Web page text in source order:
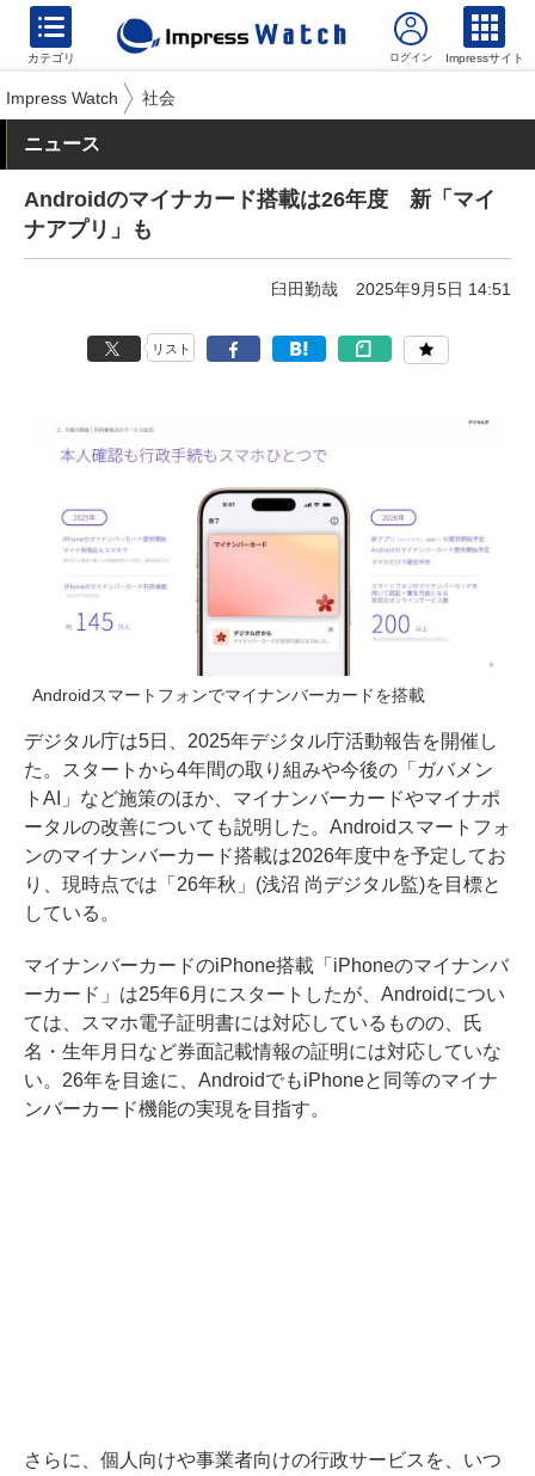
カテゴリ Impressサイト
Impress Watch 社会
ニュース
Androidのマイナカード搭載は26年度 新「マイ
ナアプリ」も
臼田勤哉 2025年9月5日 14:51
リスト
Androidスマートフォンでマイナンバーカードを搭載
デジタル庁は5日、2025年デジタル庁活動報告を開催し
た。スタートから4年間の取り組みや今後の「ガバメン
トAI」など施策のほか、マイナンバーカードやマイナポ
ータルの改善についても説明した。Androidスマートフォ
ンのマイナンバーカード搭載は2026年度中を予定してお
り、現時点では「26年秋」(浅沼 尚デジタル監)を目標と
している。
マイナンバーカードのiPhone搭載「iPhoneのマイナンバ
ーカード」は25年6月にスタートしたが、Androidについ
ては、スマホ電子証明書には対応しているものの、氏
名・生年月日など券面記載情報の証明には対応していな
い。26年を目途に、AndroidでもiPhoneと同等のマイナ
ンバーカード機能の実現を目指す。
さらに、個人向けや事業者向けの行政サービスを、いつ